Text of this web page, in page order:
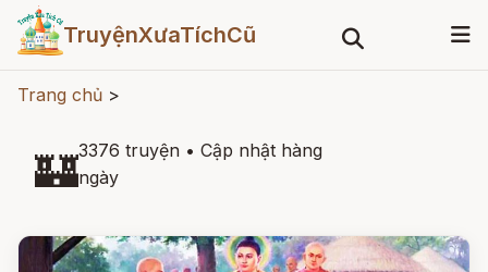
TruyệnXưaTíchCũ
Trang chủ >
🏰3376 truyện • Cập nhật hàng
ngày